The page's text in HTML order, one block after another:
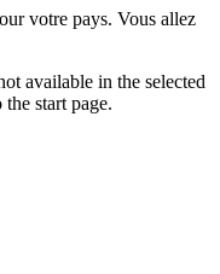
votre pays. Vous allez
available in the selected
start page.